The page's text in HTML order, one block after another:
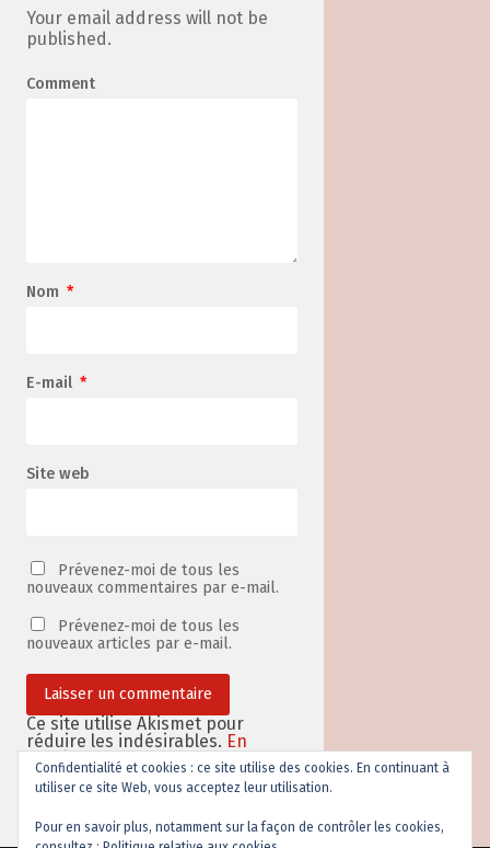
Your email address will not be
published.
Comment
Nom *
E-mail *
Site web
Prévenez-moi de tous les
nouveaux commentaires par e-mail.
Prévenez-moi de tous les
nouveaux articles par e-mail.
Ce site utilise Akismet pour
réduire les indésirables. En
savoir plus sur la façon dont les
données de vos commentaires
sont traitées.
Confidentialité et cookies : ce site utilise des cookies. En continuant à
utiliser ce site Web, vous acceptez leur utilisation.
Pour en savoir plus, notamment sur la façon de contrôler les cookies,